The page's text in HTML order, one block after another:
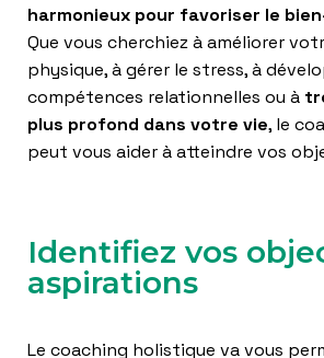
harmonieux pour favoriser le
Que vous cherchiez à améliorer
physique, à gérer le stress, à
compétences relationnelles ou à
plus profond dans votre vie, le
peut vous aider à atteindre vos
Identifiez vos
aspirations
Le coaching holistique va vous